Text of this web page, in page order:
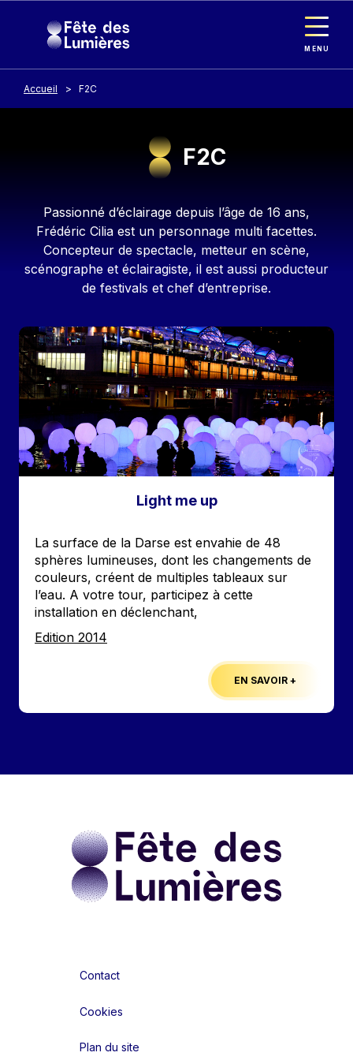
MENU
Accueil F2C
F2C
Contenu
Passionné d’éclairage depuis l’âge de 16 ans,
Frédéric Cilia est un personnage multi facettes.
Concepteur de spectacle, metteur en scène,
scénographe et éclairagiste, il est aussi producteur
de festivals et chef d’entreprise.
Image
Light me up
La surface de la Darse est envahie de 48
sphères lumineuses, dont les changements de
couleurs, créent de multiples tableaux sur
l’eau. A votre tour, participez à cette
installation en déclenchant,
Edition
Edition 2014
EN SAVOIR +
Contact
Cookies
Plan du site